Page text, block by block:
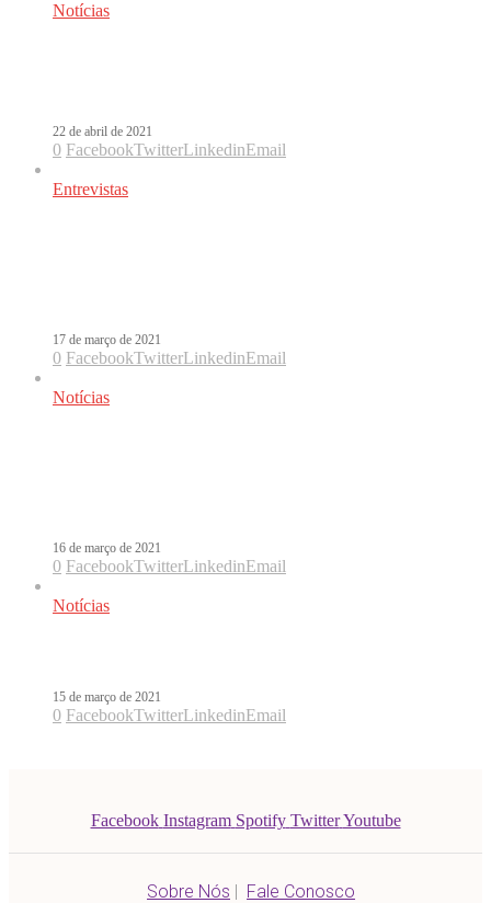
Notícias
22 de abril de 2021
0 FacebookTwitterLinkedinEmail
Entrevistas
17 de março de 2021
0 FacebookTwitterLinkedinEmail
Notícias
16 de março de 2021
0 FacebookTwitterLinkedinEmail
Notícias
15 de março de 2021
0 FacebookTwitterLinkedinEmail
Facebook Instagram Spotify Twitter Youtube
Sobre Nós | Fale Conosco